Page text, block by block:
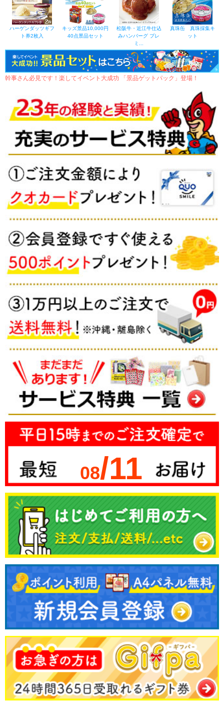
ハーゲンダッツギフ
ト券2枚入
キッズ景品10,000円
40点景品セット
松阪牛・近江牛仕込
みハンバーグ プレ
ミ...
真珠缶 真珠採集キ
ット
幹事さん必見です！楽してイベント大成功 「景品ゲットパック」登場！
08/11